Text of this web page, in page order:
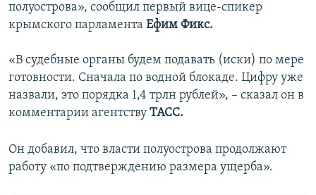
полуострова», сообщил первый вице-спикер
крымского парламента Ефим Фикс.
«В судебные органы будем подавать (иски) по мере
готовности. Сначала по водной блокаде. Цифру уже
назвали, это порядка 1,4 трлн рублей», – сказал он в
комментарии агентству ТАСС.
Он добавил, что власти полуострова продолжают
работу «по подтверждению размера ущерба».